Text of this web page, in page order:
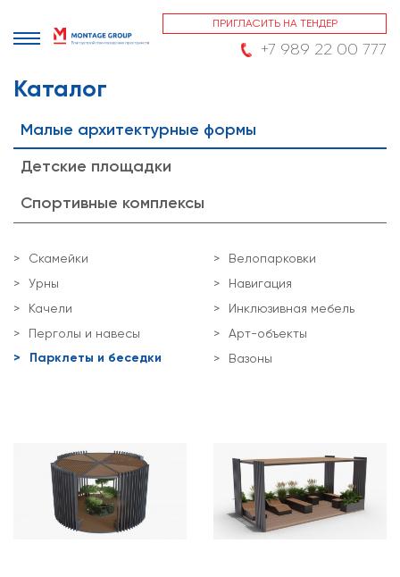
ПРИГЛАСИТЬ НА ТЕНДЕР
+7 989 22 00 777
Каталог
Малые архитектурные формы
Детские площадки
Спортивные комплексы
Скамейки
Урны
Качели
Перголы и навесы
Парклеты и беседки
Велопарковки
Навигация
Инклюзивная мебель
Арт-объекты
Вазоны